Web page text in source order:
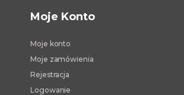
Moje Konto
Moje konto
Moje zamówienia
Rejestracja
Logowanie